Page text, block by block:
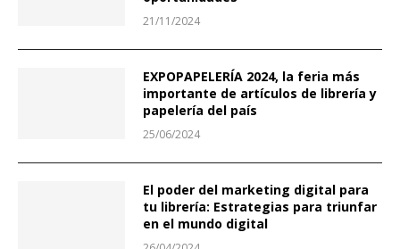
21/11/2024
EXPOPAPELERÍA 2024, la feria más
importante de artículos de librería y
papelería del país
25/06/2024
El poder del marketing digital para
tu librería: Estrategias para triunfar
en el mundo digital